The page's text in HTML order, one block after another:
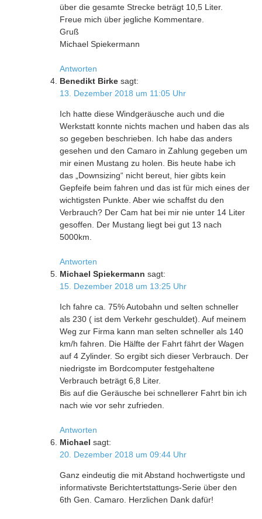
über die gesamte Strecke beträgt 10,5 Liter.
Freue mich über jegliche Kommentare.
Gruß
Michael Spiekermann
Antworten
Benedikt Birke sagt:
13. Dezember 2018 um 11:05 Uhr
Ich hatte diese Windgeräusche auch und die
Werkstatt konnte nichts machen und haben das als
so gegeben beschrieben. Ich habe das anders
gesehen und den Camaro in Zahlung gegeben um
mir einen Mustang zu holen. Bis heute habe ich
das „Downsizing“ nicht bereut, hier gibts kein
Gepfeife beim fahren und das ist für mich eines der
wichtigsten Punkte. Aber wie schaffst du den
Verbrauch? Der Cam hat bei mir nie unter 14 Liter
gesoffen. Der Mustang liegt bei gut 13 nach
5000km.
Antworten
Michael Spiekermann sagt:
15. Dezember 2018 um 13:25 Uhr
Ich fahre ca. 75% Autobahn und selten schneller
als 230 ( ist dem Verkehr geschuldet). Auf meinem
Weg zur Firma kann man selten schneller als 140
km/h fahren. Die Hälfte der Fahrt fährt der Wagen
auf 4 Zylinder. So ergibt sich dieser Verbrauch. Der
niedrigste im Bordcomputer festgehaltene
Verbrauch beträgt 6,8 Liter.
Bis auf die Geräusche bei schnellerer Fahrt bin ich
nach wie vor sehr zufrieden.
Antworten
Michael sagt:
20. Dezember 2018 um 09:44 Uhr
Ganz eindeutig die mit Abstand hochwertigste und
informativste Berichtertstattungs-Serie über den
6th Gen. Camaro. Herzlichen Dank dafür!